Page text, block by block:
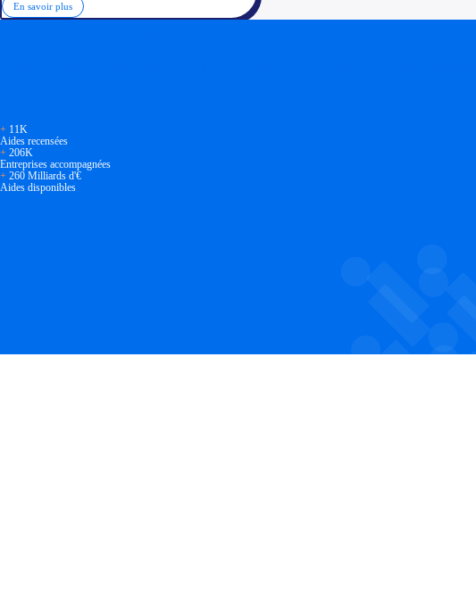
En savoir plus
+ 11K
Aides recensées
+ 206K
Entreprises accompagnées
+ 260 Milliards d'€
Aides disponibles